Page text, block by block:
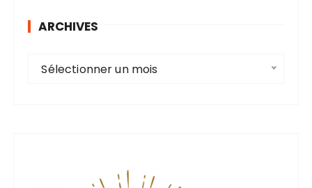
ARCHIVES
Sélectionner un mois